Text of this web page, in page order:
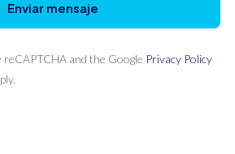
and the Google Privacy Policy